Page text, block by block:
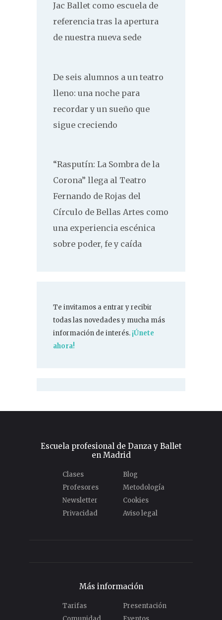
Jac Ballet como escuela de
referencia tras la apertura
de nuestra nueva sede
De seis alumnos a un teatro
lleno: una noche para
recordar y un sueño que
sigue creciendo
“Rasputín: La Sombra de la
Corona” llega al Teatro
Fernando de Rojas del
Círculo de Bellas Artes como
una experiencia escénica
sobre poder, fe y caída
Te invitamos a entrar y recibir
todas las novedades y mucha más
información de interés. ¡Únete
ahora!
Escuela profesional de Danza y Ballet
en Madrid
Clases
Blog
Profesores
Metodología
Newsletter
Cookies
Privacidad
Aviso legal
Más información
Tarifas
Presentación